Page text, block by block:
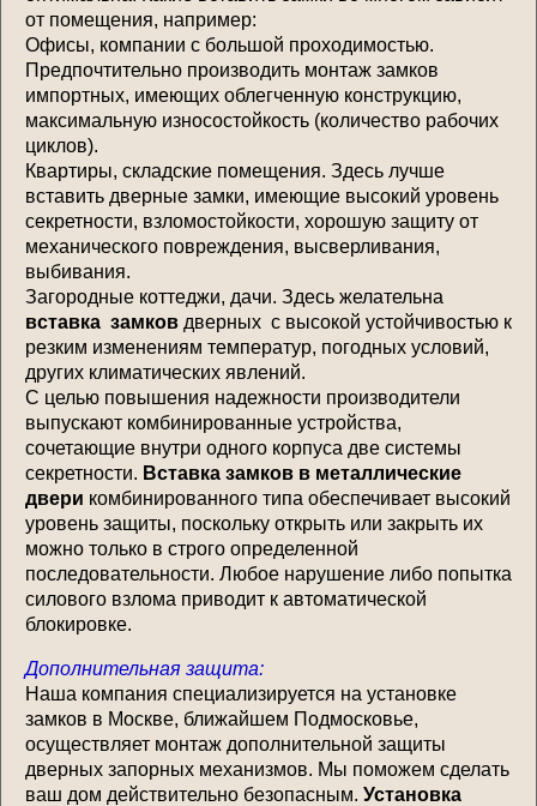
от помещения, например:
Офисы, компании с большой проходимостью.
Предпочтительно производить монтаж замков
импортных, имеющих облегченную конструкцию,
максимальную износостойкость (количество рабочих
циклов).
Квартиры, складские помещения. Здесь лучше
вставить дверные замки, имеющие высокий уровень
секретности, взломостойкости, хорошую защиту от
механического повреждения, высверливания,
выбивания.
Загородные коттеджи, дачи. Здесь желательна
вставка замков дверных с высокой устойчивостью к
резким изменениям температур, погодных условий,
других климатических явлений.
С целью повышения надежности производители
выпускают комбинированные устройства,
сочетающие внутри одного корпуса две системы
секретности. Вставка замков в металлические
двери комбинированного типа обеспечивает высокий
уровень защиты, поскольку открыть или закрыть их
можно только в строго определенной
последовательности. Любое нарушение либо попытка
силового взлома приводит к автоматической
блокировке.
Дополнительная защита:
Наша компания специализируется на установке
замков в Москве, ближайшем Подмосковье,
осуществляет монтаж дополнительной защиты
дверных запорных механизмов. Мы поможем сделать
ваш дом действительно безопасным. Установка